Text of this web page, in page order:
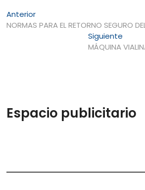
Navegación
de
AnteriorEntrada
anterior:
NORMAS PARA EL RETORNO SEGURO
Siguiente
MÁQUINA
Espacio publicitario